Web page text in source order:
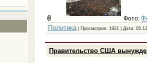
Фото:
Политика | Просмотров: 1921 | Дата:
Правительство США